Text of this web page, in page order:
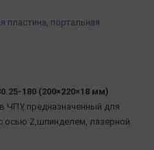
пластина, портальная
180 (200×220×18 мм)
ЧПУ, предназначенный для
осью Z,шпинделем, лазерной